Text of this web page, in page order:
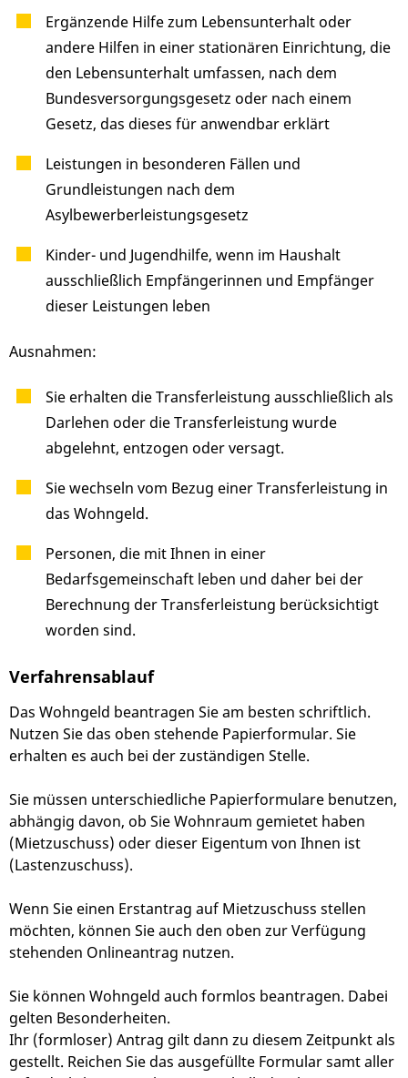
Ergänzende Hilfe zum Lebensunterhalt oder
andere Hilfen in einer stationären Einrichtung, die
den Lebensunterhalt umfassen, nach dem
Bundesversorgungsgesetz oder nach einem
Gesetz, das dieses für anwendbar erklärt
Leistungen in besonderen Fällen und
Grundleistungen nach dem
Asylbewerberleistungsgesetz
Kinder- und Jugendhilfe, wenn im Haushalt
ausschließlich Empfängerinnen und Empfänger
dieser Leistungen leben
Ausnahmen:
Sie erhalten die Transferleistung ausschließlich als
Darlehen oder die Transferleistung wurde
abgelehnt, entzogen oder versagt.
Sie wechseln vom Bezug einer Transferleistung in
das Wohngeld.
Personen, die mit Ihnen in einer
Bedarfsgemeinschaft leben und daher bei der
Berechnung der Transferleistung berücksichtigt
worden sind.
Verfahrensablauf
Das Wohngeld beantragen Sie am besten schriftlich.
Nutzen Sie das oben stehende Papierformular. Sie
erhalten es auch bei der zuständigen Stelle.
Sie müssen unterschiedliche Papierformulare benutzen,
abhängig davon, ob Sie Wohnraum gemietet haben
(Mietzuschuss) oder dieser Eigentum von Ihnen ist
(Lastenzuschuss).
Wenn Sie einen Erstantrag auf Mietzuschuss stellen
möchten, können Sie auch den oben zur Verfügung
stehenden Onlineantrag nutzen.
Sie können Wohngeld auch formlos beantragen. Dabei
gelten Besonderheiten.
Ihr (formloser) Antrag gilt dann zu diesem Zeitpunkt als
gestellt. Reichen Sie das ausgefüllte Formular samt aller